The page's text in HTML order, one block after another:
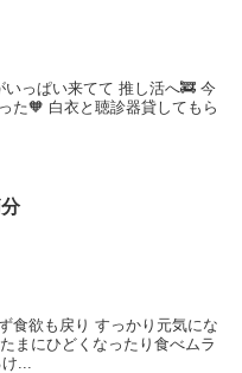
っぱい来てて 推し活へ🚒 今
た🧡 白衣と聴診器貸してもら
食欲も戻り すっかり元気にな
まにひどくなったり食べムラ
...